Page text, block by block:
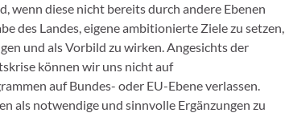
wenn diese nicht bereits durch andere Ebenen
des Landes, eigene ambitionierte Ziele zu setzen,
und als Vorbild zu wirken. Angesichts der
können wir uns nicht auf
auf Bundes- oder EU-Ebene verlassen.
als notwendige und sinnvolle Ergänzungen zu